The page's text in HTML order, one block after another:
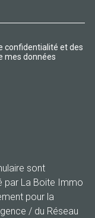
confidentialité et des
mes données
sont
par La Boite Immo
pour la
/ du Réseau